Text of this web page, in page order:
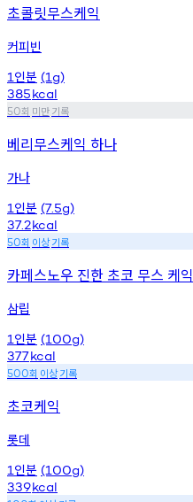
초콜릿무스케익
커피빈
1 인분 (1g)
385kcal
50회 미만기록
베리무스케익 하나
가나
1 인분 (7.5g)
37.2kcal
50회 이상기록
카페스노우 진한 초코 무스 케익
삼립
1 인분 (100g)
377kcal
500회 이상기록
초코케익
롯데
1 인분 (100g)
339kcal